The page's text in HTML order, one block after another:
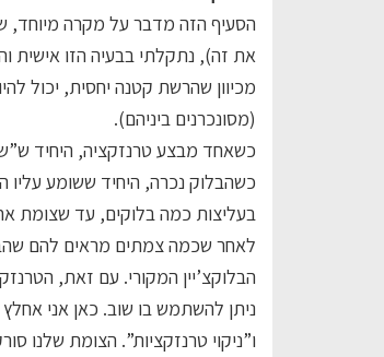
הסעיף הזה מדבר על מקרה מיוחד,
את זה), נתקלתי בבעיה הזו אישית
מכיוון שהרשת קטנה יחסית, יכול
(מסונכרנים ביניהם).
כשאחד מבצע טרנזקציה, היחיד
כשהבלוק נכרה, היחיד ששומע עליו
בעליצות כמה בלוקים, עד שצומת
לאחר שכמה צמתים מראים להם
הבלוקצ’יין המקורי. עם זאת,
ו”ניקוי טרנזקציות”. הצומת שלנו